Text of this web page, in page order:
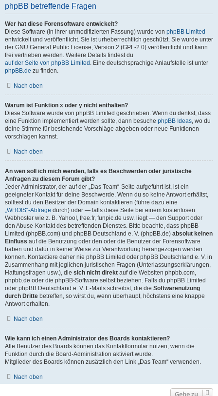
phpBB betreffende Fragen
Wer hat diese Forensoftware entwickelt?
Diese Software (in ihrer unmodifizierten Fassung) wurde von phpBB Limited
entwickelt und veröffentlicht. Sie ist urheberrechtlich geschützt. Sie wurde unter
der GNU General Public License, Version 2 (GPL-2.0) veröffentlicht und kann
frei vertrieben werden. Weitere Details findest du
auf der Seite von phpBB Limited . Eine deutschsprachige Anlaufstelle ist unter
phpBB.de zu finden.
Nach oben
Warum ist Funktion x oder y nicht enthalten?
Diese Software wurde von phpBB Limited geschrieben. Wenn du denkst, dass
eine Funktion implementiert werden sollte, dann besuche phpBB Ideas, wo du
deine Stimme für bestehende Vorschläge abgeben oder neue Funktionen
vorschlagen kannst.
Nach oben
An wen soll ich mich wenden, falls es Beschwerden oder juristische
Anfragen zu diesem Forum gibt?
Jeder Administrator, der auf der „Das Team“-Seite aufgeführt ist, ist ein
geeigneter Kontakt für deine Beschwerde. Wenn du so keine Antwort erhältst,
solltest du den Besitzer der Domain kontaktieren (führe dazu eine
„WHOIS“-Abfrage durch) oder — falls diese Seite bei einem kostenlosen
Webhoster wie z. B. Yahoo!, free.fr, funpic.de usw. liegt — den Support oder
den Abuse-Kontakt des betreffenden Dienstes. Bitte beachte, dass phpBB
Limited (phpBB.com) und phpBB Deutschland e. V. (phpBB.de) absolut keinen
Einfluss auf die Benutzung oder den oder die Benutzer der Forensoftware
haben und dafür in keiner Weise zur Verantwortung herangezogen werden
können. Kontaktiere daher nie phpBB Limited oder phpBB Deutschland e. V. in
Zusammenhang mit jeglichen juristischen Fragen (Unterlassungserklärungen,
Haftungsfragen usw.), die sich nicht direkt auf die Websiten phpbb.com,
phpbb.de oder die phpBB-Software selbst beziehen. Falls du phpBB Limited
oder phpBB Deutschland e. V. E-Mails schreibst, die die Softwarenutzung
durch Dritte betreffen, so wirst du, wenn überhaupt, höchstens eine knappe
Antwort erhalten.
Nach oben
Wie kann ich einen Administrator des Boards kontaktieren?
Alle Benutzer des Boards können das Kontaktformular nutzen, wenn die
Funktion durch die Board-Administration aktiviert wurde.
Mitglieder des Boards können zusätzlich den Link „Das Team“ verwenden.
Nach oben
Gehe zu